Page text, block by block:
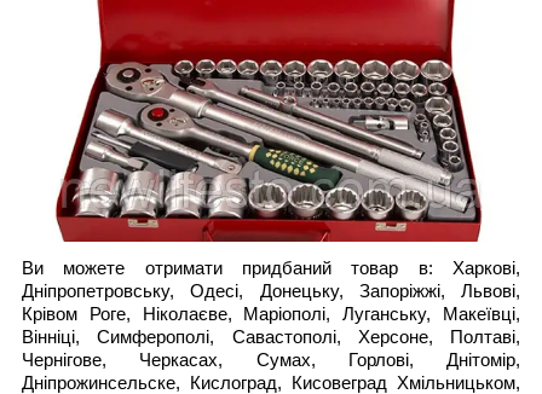
Ви можете отримати придбаний товар в: Харкові,
Дніпропетровську, Одесі, Донецьку, Запоріжжі, Львові,
Крівом Роге, Ніколаєве, Маріополі, Луганську, Макеївці,
Вінніці, Симферополі, Савастополі, Херсоне, Полтаві,
Чернігове, Черкасах, Сумах, Горлові, Днітомір,
Дніпрожинсельске, Кислоград, Кисовеград Хмільницьком,